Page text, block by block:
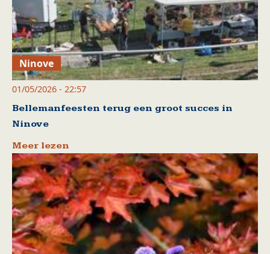
Ninove
01/05/2026 - 22:57
Bellemanfeesten terug een groot succes in
Ninove
Meer lezen